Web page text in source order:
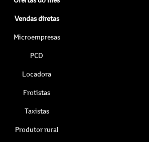
Vendas diretas
Microempresas
PCD
Locadora
Frotistas
Taxistas
Produtor rural